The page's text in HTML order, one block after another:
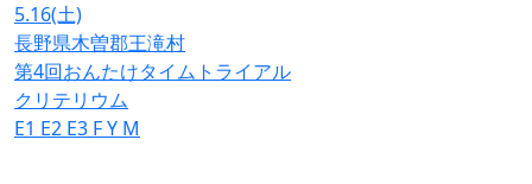
5.16(土)
長野県木曽郡王滝村
第4回おんたけタイムトライアル
クリテリウム
E1 E2 E3 FY M